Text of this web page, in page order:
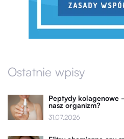
Ostatnie wpisy
Peptydy kolagenowe
nasz organizm?
31.07.2026